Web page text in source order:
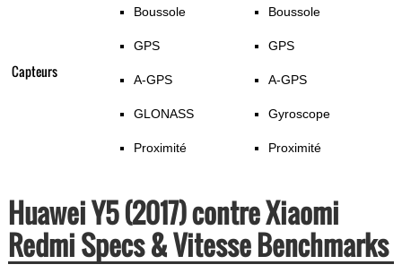
Capteurs
Boussole
GPS
A-GPS
GLONASS
Proximité
Boussole
GPS
A-GPS
Gyroscope
Proximité
Huawei Y5 (2017) contre Xiaomi
Redmi Specs & Vitesse Benchmarks